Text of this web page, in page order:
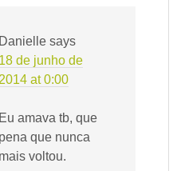
Danielle says
18 de junho de
2014 at 0:00
Eu amava tb, que
pena que nunca
mais voltou.